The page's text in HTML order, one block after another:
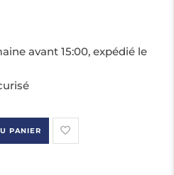
avant 15:00, expédié le
PANIER